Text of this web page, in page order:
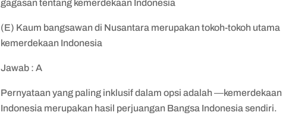
gagasan tentang kemerdekaan Indonesia
(E) Kaum bangsawan di Nusantara merupakan tokoh-tokoh utama
kemerdekaan Indonesia
Jawab : A
Pernyataan yang paling inklusif dalam opsi adalah ―kemerdekaan
Indonesia merupakan hasil perjuangan Bangsa Indonesia sendiri.